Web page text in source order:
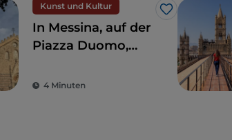
Kunst und Kultur
Like
In Messina, auf der
Piazza Duomo,
größte und
4 Minuten